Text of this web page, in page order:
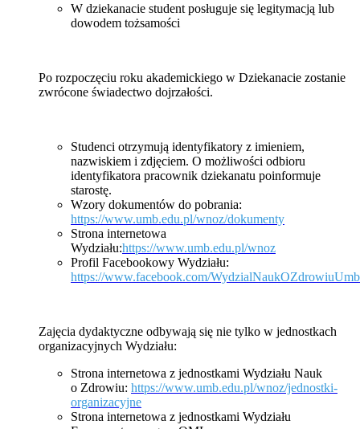
W dziekanacie student posługuje się legitymacją lub
dowodem tożsamości
Po rozpoczęciu roku akademickiego w Dziekanacie zostanie
zwrócone świadectwo dojrzałości.
Studenci otrzymują identyfikatory z imieniem,
nazwiskiem i zdjęciem. O możliwości odbioru
identyfikatora pracownik dziekanatu poinformuje
starostę.
Wzory dokumentów do pobrania:
https://www.umb.edu.pl/wnoz/dokumenty
Strona internetowa
Wydziału:https://www.umb.edu.pl/wnoz
Profil Facebookowy Wydziału:
https://www.facebook.com/WydzialNaukOZdrowiuUmb
Zajęcia dydaktyczne odbywają się nie tylko w jednostkach
organizacyjnych Wydziału:
Strona internetowa z jednostkami Wydziału Nauk
o Zdrowiu: https://www.umb.edu.pl/wnoz/jednostki-
organizacyjne
Strona internetowa z jednostkami Wydziału